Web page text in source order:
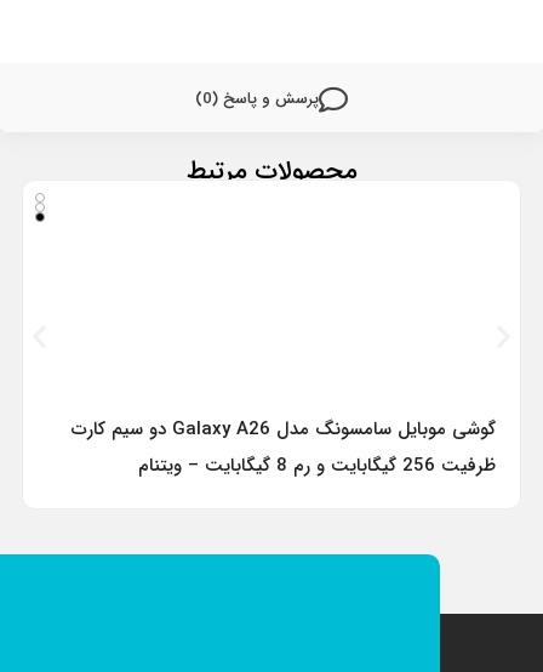
پرسش و پاسخ (0)
محصولات مرتبط
گوشی موبایل سامسونگ مدل Galaxy A26 دو سیم کارت
ظرفیت 256 گیگابایت و رم 8 گیگابایت – ویتنام